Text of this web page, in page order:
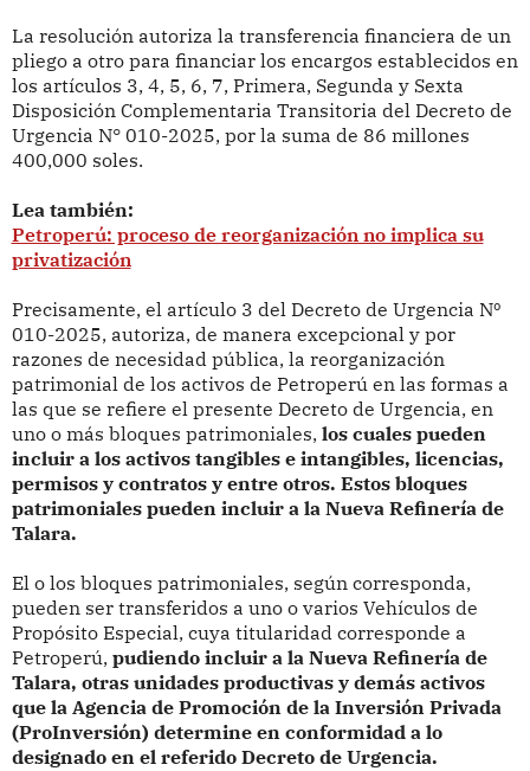
La resolución autoriza la transferencia financiera de un
pliego a otro para financiar los encargos establecidos en
los artículos 3, 4, 5, 6, 7, Primera, Segunda y Sexta
Disposición Complementaria Transitoria del Decreto de
Urgencia N° 010-2025, por la suma de 86 millones
400,000 soles.
Lea también:
Petroperú: proceso de reorganización no implica su
privatización
Precisamente, el artículo 3 del Decreto de Urgencia Nº
010-2025, autoriza, de manera excepcional y por
razones de necesidad pública, la reorganización
patrimonial de los activos de Petroperú en las formas a
las que se refiere el presente Decreto de Urgencia, en
uno o más bloques patrimoniales, los cuales pueden
incluir a los activos tangibles e intangibles, licencias,
permisos y contratos y entre otros. Estos bloques
patrimoniales pueden incluir a la Nueva Refinería de
Talara.
El o los bloques patrimoniales, según corresponda,
pueden ser transferidos a uno o varios Vehículos de
Propósito Especial, cuya titularidad corresponde a
Petroperú, pudiendo incluir a la Nueva Refinería de
Talara, otras unidades productivas y demás activos
que la Agencia de Promoción de la Inversión Privada
(ProInversión) determine en conformidad a lo
designado en el referido Decreto de Urgencia.